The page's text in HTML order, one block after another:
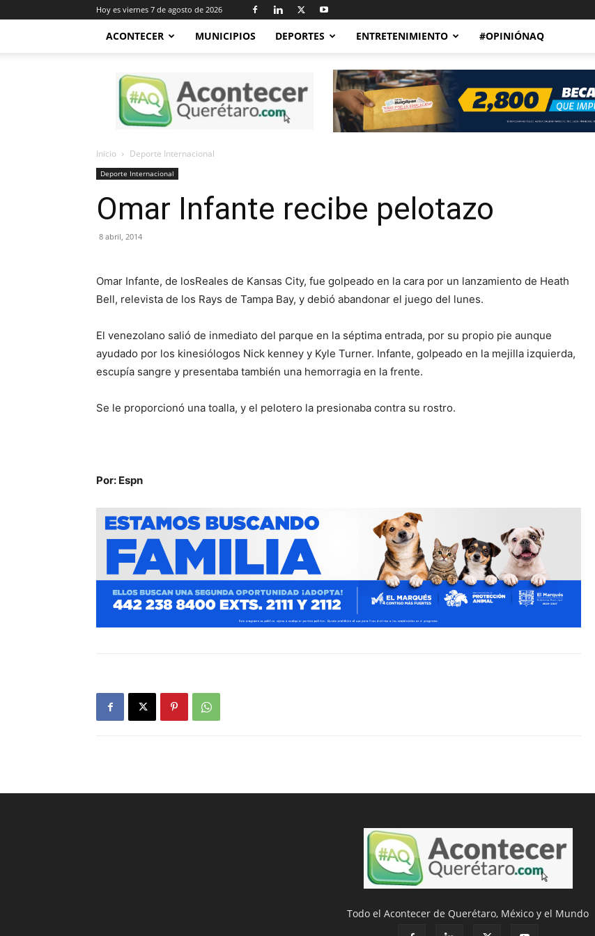
Hoy es viernes 7 de agosto de 2026
ACONTECER MUNICIPIOS DEPORTES ENTRETENIMIENTO #OPINIÓNAQ
Acontecer
Querétaro
Inicio Deporte Internacional
Deporte Internacional
Omar Infante recibe pelotazo
8 abril, 2014
Omar Infante, de losReales de Kansas City, fue golpeado en la cara por un lanzamiento de Heath
Bell, relevista de los Rays de Tampa Bay, y debió abandonar el juego del lunes.
El venezolano salió de inmediato del parque en la séptima entrada, por su propio pie aunque
ayudado por los kinesiólogos Nick kenney y Kyle Turner. Infante, golpeado en la mejilla izquierda,
escupía sangre y presentaba también una hemorragia en la frente.
Se le proporcionó una toalla, y el pelotero la presionaba contra su rostro.
Por: Espn
Todo el Acontecer de Querétaro, México y el Mundo